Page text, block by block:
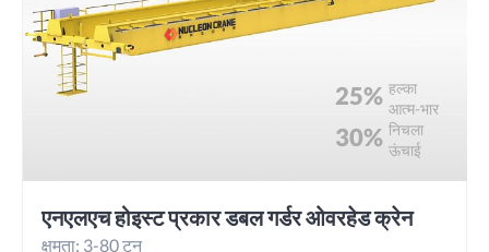
25% हल्का
आत्म-भार
30% निचला
ऊंचाई
एनएलएच होइस्ट प्रकार डबल गर्डर ओवरहेड क्रेन
क्षमता: 3-80 टन